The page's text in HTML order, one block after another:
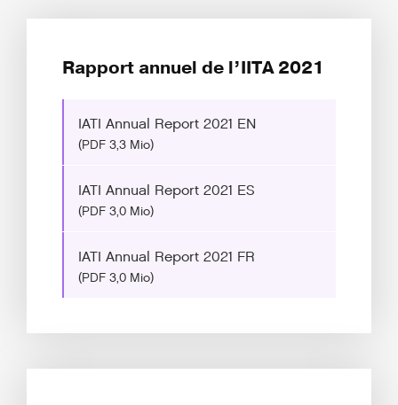
Rapport annuel de l’IITA 2021
IATI Annual Report 2021 EN
(PDF 3,3 Mio)
IATI Annual Report 2021 ES
(PDF 3,0 Mio)
IATI Annual Report 2021 FR
(PDF 3,0 Mio)